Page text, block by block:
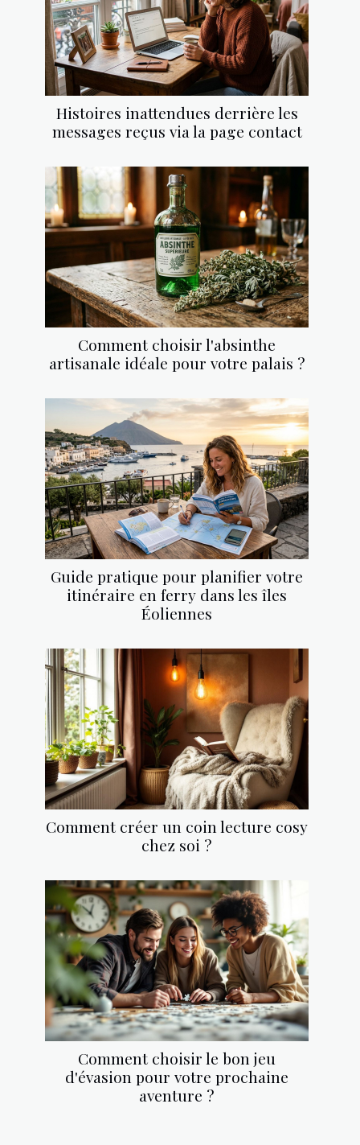
Histoires inattendues derrière les
messages reçus via la page contact
Comment choisir l'absinthe
artisanale idéale pour votre palais ?
Guide pratique pour planifier votre
itinéraire en ferry dans les îles
Éoliennes
Comment créer un coin lecture cosy
chez soi ?
Comment choisir le bon jeu
d'évasion pour votre prochaine
aventure ?